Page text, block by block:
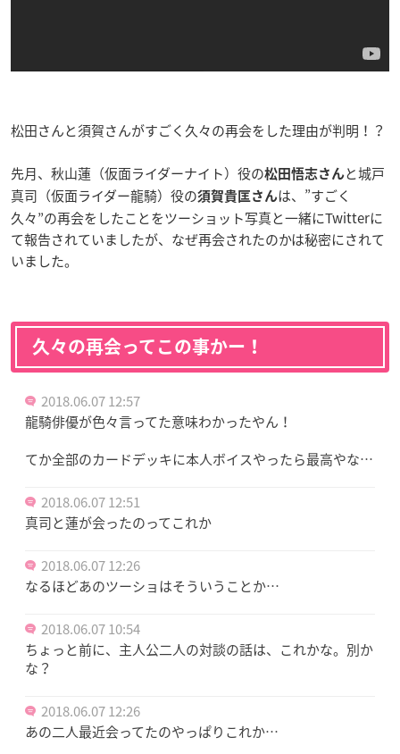
松田さんと須賀さんがすごく久々の再会をした理由が判明！？
先月、秋山蓮（仮面ライダーナイト）役の松田悟志さんと城戸
真司（仮面ライダー龍騎）役の須賀貴匡さんは、”すごく
久々”の再会をしたことをツーショット写真と一緒にTwitterに
て報告されていましたが、なぜ再会されたのかは秘密にされて
いました。
久々の再会ってこの事かー！
2018.06.07 12:57
龍騎俳優が色々言ってた意味わかったやん！
てか全部のカードデッキに本人ボイスやったら最高やな…
2018.06.07 12:51
真司と蓮が会ったのってこれか
2018.06.07 12:26
なるほどあのツーショはそういうことか…
2018.06.07 10:54
ちょっと前に、主人公二人の対談の話は、これかな。別か
な？
2018.06.07 12:26
あの二人最近会ってたのやっぱりこれか…